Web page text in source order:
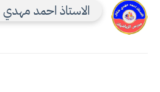
الاستاذ احمد مهدي ٢